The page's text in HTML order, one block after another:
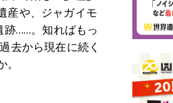
産や、ジャガイモ
跡……。知ればもっ
去から現在に続く